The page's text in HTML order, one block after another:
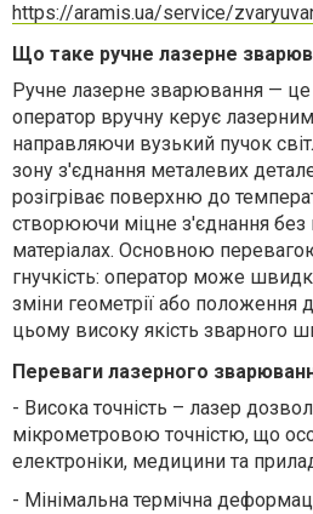
https://aramis.ua/service/
Що таке ручне лазерне
Ручне лазерне зварювання — це
оператор вручну керує
направляючи вузький пучок
зону з'єднання металевих
розігріває поверхню до
створюючи міцне з'єднання без
матеріалах. Основною
гнучкість: оператор може
зміни геометрії або положення
цьому високу якість зварного
Переваги лазерного
- Висока точність – лазер
мікрометровою точністю, що
електроніки, медицини та
- Мінімальна термічна